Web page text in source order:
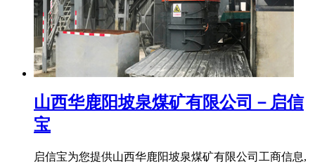
山西华鹿阳坡泉煤矿有限公司－启信
宝
启信宝为您提供山西华鹿阳坡泉煤矿有限公司工商信息,